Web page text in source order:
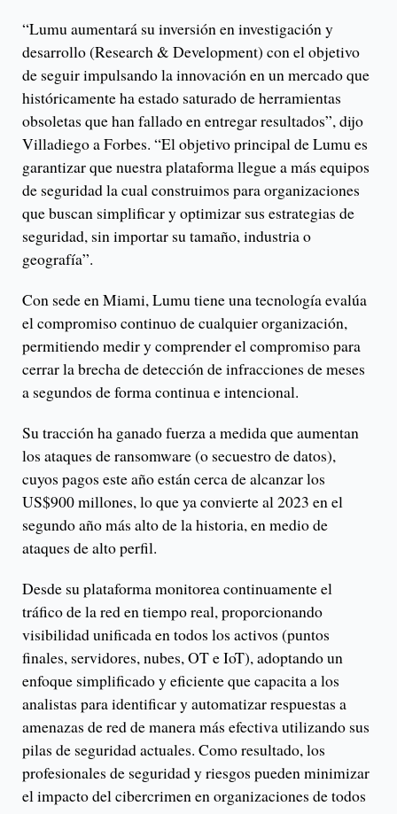
“Lumu aumentará su inversión en investigación y
desarrollo (Research & Development) con el objetivo
de seguir impulsando la innovación en un mercado que
históricamente ha estado saturado de herramientas
obsoletas que han fallado en entregar resultados”, dijo
Villadiego a Forbes. “El objetivo principal de Lumu es
garantizar que nuestra plataforma llegue a más equipos
de seguridad la cual construimos para organizaciones
que buscan simplificar y optimizar sus estrategias de
seguridad, sin importar su tamaño, industria o
geografía”.
Con sede en Miami, Lumu tiene una tecnología evalúa
el compromiso continuo de cualquier organización,
permitiendo medir y comprender el compromiso para
cerrar la brecha de detección de infracciones de meses
a segundos de forma continua e intencional.
Su tracción ha ganado fuerza a medida que aumentan
los ataques de ransomware (o secuestro de datos),
cuyos pagos este año están cerca de alcanzar los
US$900 millones, lo que ya convierte al 2023 en el
segundo año más alto de la historia, en medio de
ataques de alto perfil.
Desde su plataforma monitorea continuamente el
tráfico de la red en tiempo real, proporcionando
visibilidad unificada en todos los activos (puntos
finales, servidores, nubes, OT e IoT), adoptando un
enfoque simplificado y eficiente que capacita a los
analistas para identificar y automatizar respuestas a
amenazas de red de manera más efectiva utilizando sus
pilas de seguridad actuales. Como resultado, los
profesionales de seguridad y riesgos pueden minimizar
el impacto del cibercrimen en organizaciones de todos